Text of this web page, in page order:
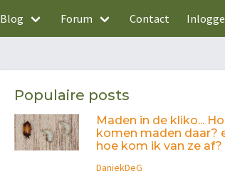
Blog Forum Contact
Populaire posts
Maden in de kliko...
komen maden daar?
hoe kom ik van ze af?
DaniekDeG